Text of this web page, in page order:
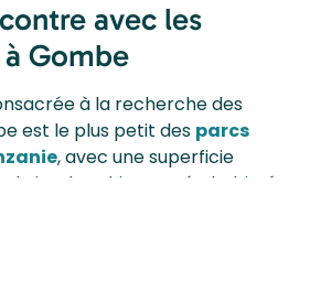
avec les
Gombe
à la recherche des
est le plus petit des parcs
, avec une superficie
abrite des chimpanzés, habitués